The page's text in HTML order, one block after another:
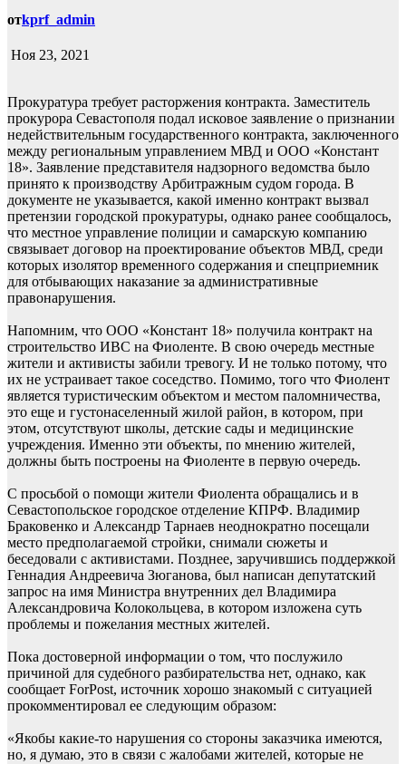
отkprf_admin
Ноя 23, 2021
Прокуратура требует расторжения контракта. Заместитель
прокурора Севастополя подал исковое заявление о признании
недействительным государственного контракта, заключенного
между региональным управлением МВД и ООО «Констант
18». Заявление представителя надзорного ведомства было
принято к производству Арбитражным судом города. В
документе не указывается, какой именно контракт вызвал
претензии городской прокуратуры, однако ранее сообщалось,
что местное управление полиции и самарскую компанию
связывает договор на проектирование объектов МВД, среди
которых изолятор временного содержания и спецприемник
для отбывающих наказание за административные
правонарушения.
Напомним, что ООО «Констант 18» получила контракт на
строительство ИВС на Фиоленте. В свою очередь местные
жители и активисты забили тревогу. И не только потому, что
их не устраивает такое соседство. Помимо, того что Фиолент
является туристическим объектом и местом паломничества,
это еще и густонаселенный жилой район, в котором, при
этом, отсутствуют школы, детские сады и медицинские
учреждения. Именно эти объекты, по мнению жителей,
должны быть построены на Фиоленте в первую очередь.
С просьбой о помощи жители Фиолента обращались и в
Севастопольское городское отделение КПРФ. Владимир
Браковенко и Александр Тарнаев неоднократно посещали
место предполагаемой стройки, снимали сюжеты и
беседовали с активистами. Позднее, заручившись поддержкой
Геннадия Андреевича Зюганова, был написан депутатский
запрос на имя Министра внутренних дел Владимира
Александровича Колокольцева, в котором изложена суть
проблемы и пожелания местных жителей.
Пока достоверной информации о том, что послужило
причиной для судебного разбирательства нет, однако, как
сообщает ForPost, источник хорошо знакомый с ситуацией
прокомментировал ее следующим образом:
«Якобы какие-то нарушения со стороны заказчика имеются,
но, я думаю, это в связи с жалобами жителей, которые не